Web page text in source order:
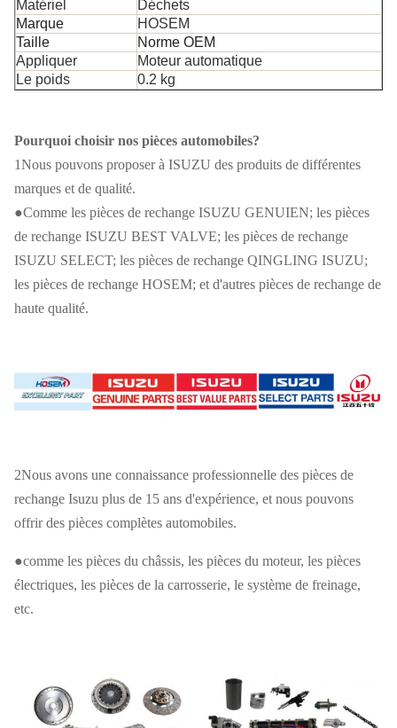
Moteur 4BC2
Numéro de la
8-94110264-0 8941102640 8-
Expédition Par voie maritime ou aérienne
Matériel
Déchets
Marque
HOSEM
Taille
Norme OEM
Appliquer
Moteur automatique
Le poids
0.2 kg
Pourquoi choisir nos pièces automobiles?
1Nous pouvons proposer à ISUZU des produits de différentes
marques et de qualité.
●Comme les pièces de rechange ISUZU GENUIEN; les pièces
de rechange ISUZU BEST VALVE; les pièces de rechange
ISUZU SELECT; les pièces de rechange QINGLING ISUZU;
les pièces de rechange HOSEM; et d'autres pièces de rechange de
haute qualité.
2Nous avons une connaissance professionnelle des pièces de
rechange Isuzu plus de 15 ans d'expérience, et nous pouvons
offrir des pièces complètes automobiles.
●comme les pièces du châssis, les pièces du moteur, les pièces
électriques, les pièces de la carrosserie, le système de freinage,
etc.